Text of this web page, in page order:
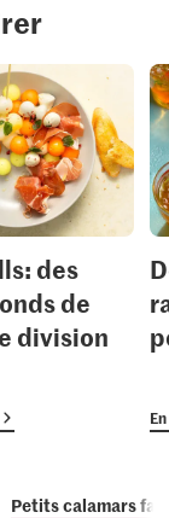
des
de
division
Petits calamars